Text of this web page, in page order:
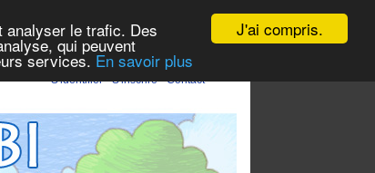
J'ai compris.
analyser le trafic. Des
qui peuvent
services. En savoir plus
S'identifier -S'inscrire -Contact